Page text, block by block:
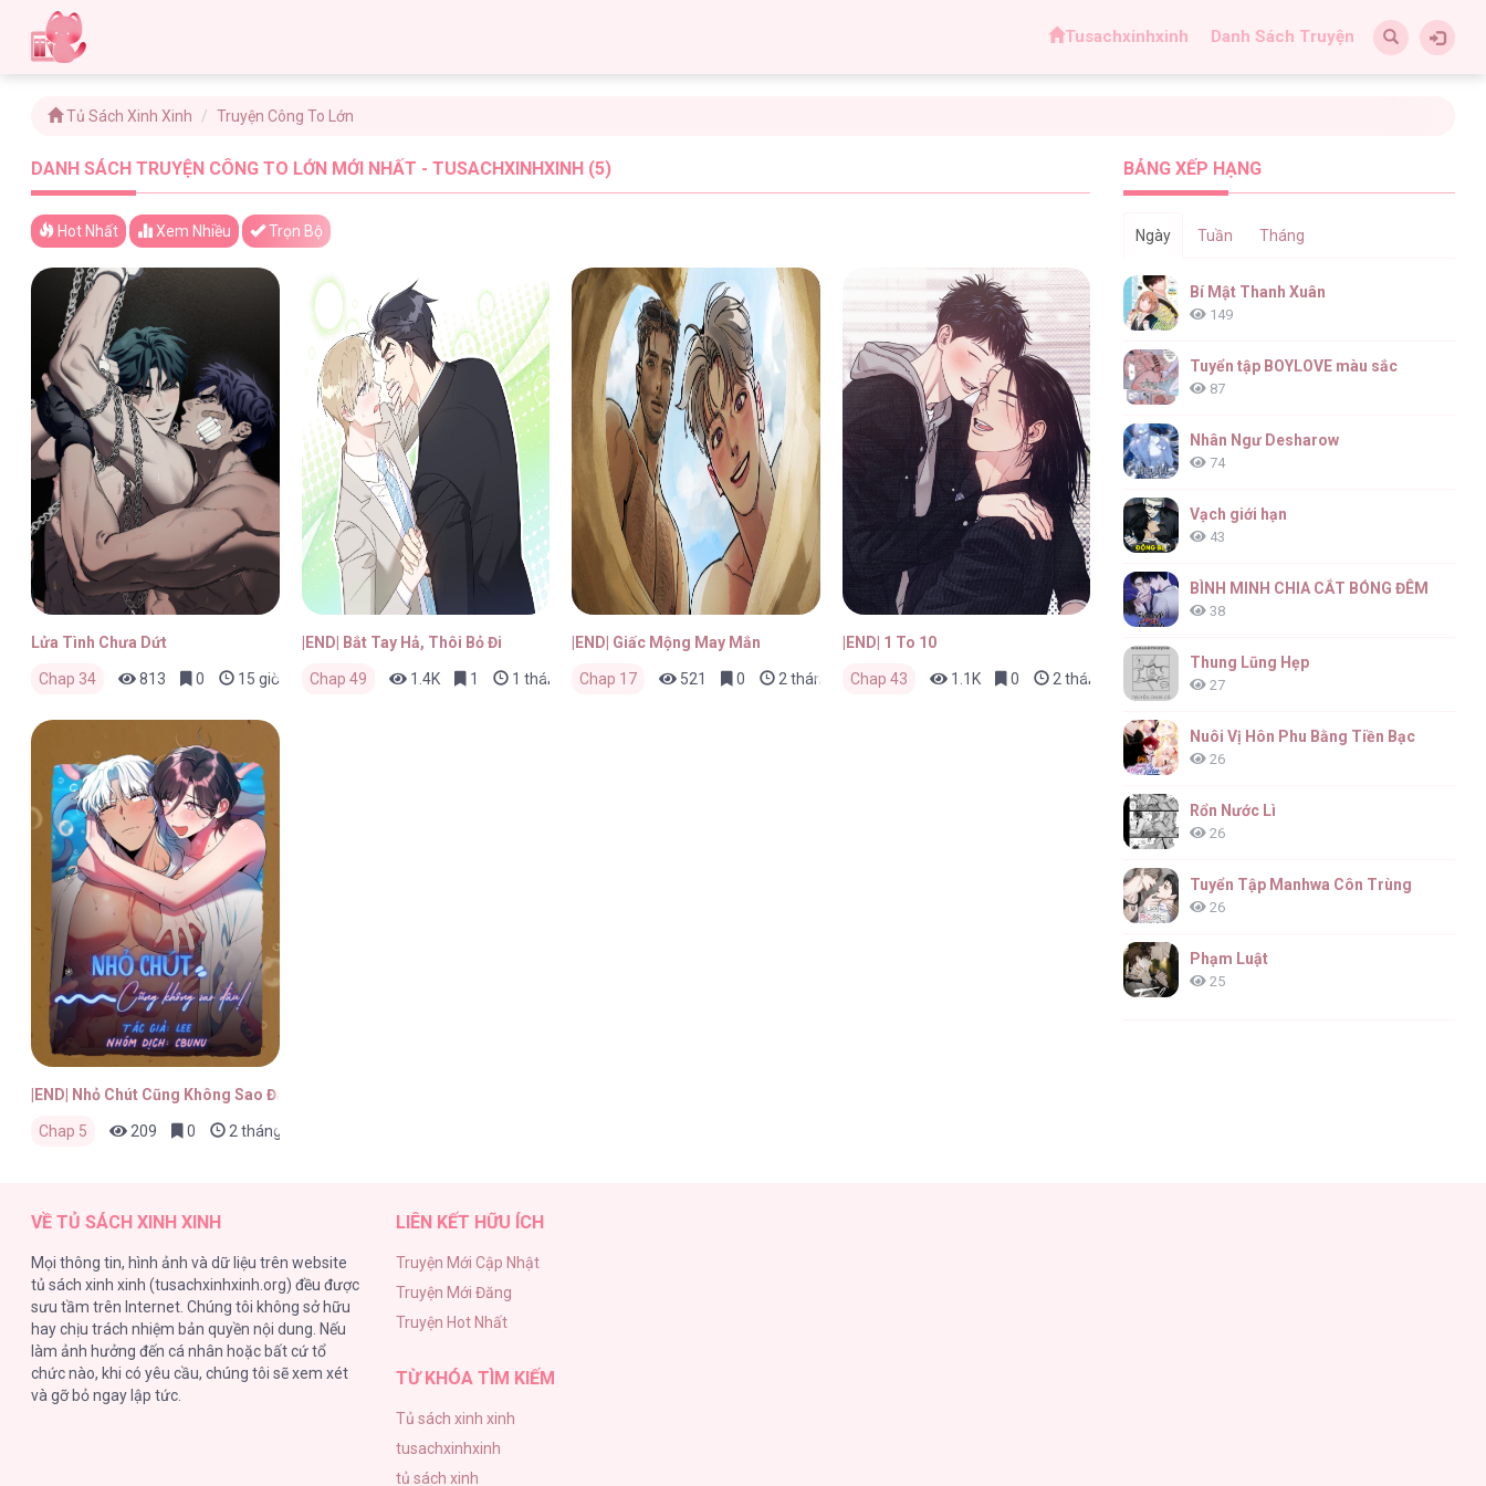
Tusachxinhxinh Danh Sách Truyện
Tủ Sách Xinh Xinh Truyện Công To Lớn
DANH SÁCH TRUYỆN CÔNG TO LỚN MỚI NHẤT - TUSACHXINHXINH (5)
Hot Nhất Xem Nhiều Trọn Bộ
Lửa Tình Chưa Dứt
Chap 34 813 0 15 giờ trước
|END| Bắt Tay Hả, Thôi Bỏ Đi
Chap 49 1.4K 1 1 tháng trước
|END| Giấc Mộng May Mắn
Chap 17 521 0 2 tháng trước
|END| 1 To 10
Chap 43 1.1K 0 2 tháng trước
|END| Nhỏ Chút Cũng Không Sao Đâu!
Chap 5 209 0 2 tháng trước
BẢNG XẾP HẠNG
Ngày Tuần Tháng
Bí Mật Thanh Xuân
149
Tuyển tập BOYLOVE màu sắc
87
Nhân Ngư Desharow
74
Vạch giới hạn
43
BÌNH MINH CHIA CẮT BÓNG ĐÊM
38
Thung Lũng Hẹp
27
Nuôi Vị Hôn Phu Bằng Tiền Bạc
26
Rổn Nước Lì
26
Tuyển Tập Manhwa Côn Trùng
26
Phạm Luật
25
VỀ TỦ SÁCH XINH XINH
Mọi thông tin, hình ảnh và dữ liệu trên website
tủ sách xinh xinh (tusachxinhxinh.org) đều được
sưu tầm trên Internet. Chúng tôi không sở hữu
hay chịu trách nhiệm bản quyền nội dung. Nếu
làm ảnh hưởng đến cá nhân hoặc bất cứ tổ
chức nào, khi có yêu cầu, chúng tôi sẽ xem xét
và gỡ bỏ ngay lập tức.
LIÊN KẾT HỮU ÍCH
Truyện Mới Cập Nhật
Truyện Mới Đăng
Truyện Hot Nhất
TỪ KHÓA TÌM KIẾM
Tủ sách xinh xinh
tusachxinhxinh
tủ sách xinh